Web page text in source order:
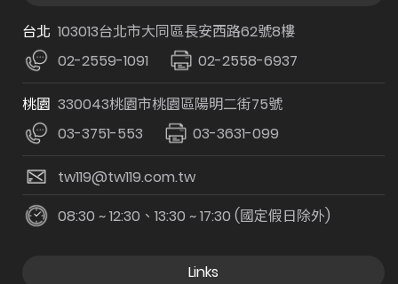
台北 103013台北市大同區長安西路62號8樓
02-2559-1091
02-2558-6937
桃園 330043桃園市桃園區陽明二街75號
03-3751-553
03-3631-099
tw119@tw119.com.tw
08:30 ~ 12:30、13:30 ~ 17:30 (國定假日除外)
Links